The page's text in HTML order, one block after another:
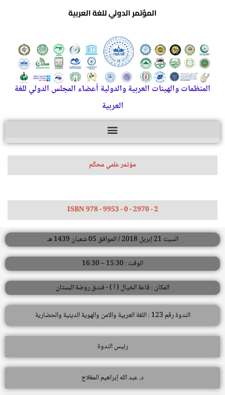
المؤتمر الدولي للغة العربية
المنظمات والهيئات العربية والدولية أعضاء المجلس الدولي للغة
العربية
مؤتمر علمي محكّم
ISBN 978 - 9953 - 0 - 2970 - 2
السبت 21 إبريل 2018 / الموافق 05 شعبان 1439 هـ
الوقت : 15:30 – 16:30
المكان : قاعة الخيال ( أ ) - فندق روضة البستان
الندوة رقم 123 : اللغة العربية والامن والهوية الدينية والحضارية
رئيس الندوة
د. عبد الله إبراهيم المغلاج